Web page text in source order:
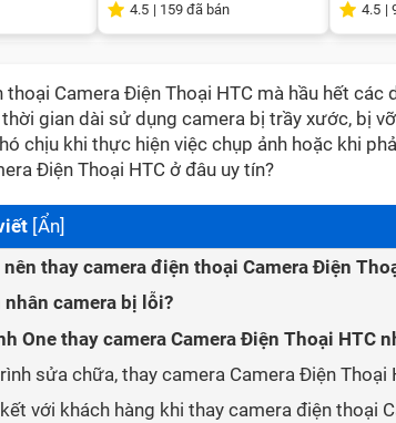
4.5 | 159 đã bán 4.5 |
thoại Camera Điện Thoại HTC mà hầu hết
gian dài sử dụng camera bị trầy xước, bị
chịu khi thực hiện việc chụp ảnh hoặc khi
Điện Thoại HTC ở đâu uy tín?
[Ẩn]
nên thay camera điện thoại Camera Điện
nhân camera bị lỗi?
One thay camera Camera Điện Thoại HTC
sửa chữa, thay camera Camera Điện Thoại
với khách hàng khi thay camera điện thoại